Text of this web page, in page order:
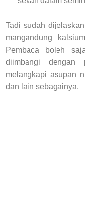
Tadi sudah
mangandung
Pembaca boleh
diimbangi
melangkapi asupan
dan lain sebagainya.